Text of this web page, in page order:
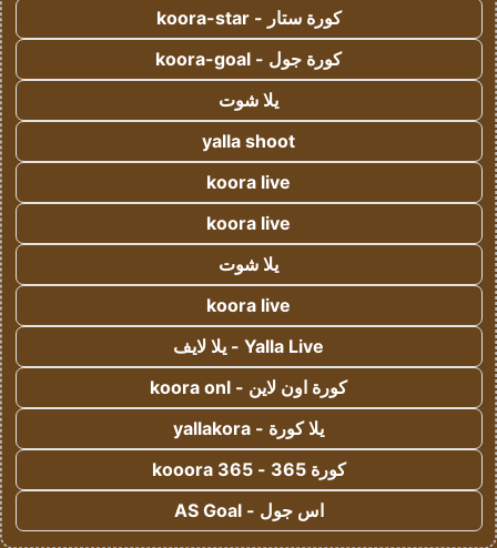
كورة ستار - koora-star
كورة جول - koora-goal
يلا شوت
yalla shoot
koora live
koora live
يلا شوت
koora live
Yalla Live - يلا لايف
كورة اون لاين - koora onl
يلا كورة - yallakora
كورة 365 - kooora 365
اس جول - AS Goal